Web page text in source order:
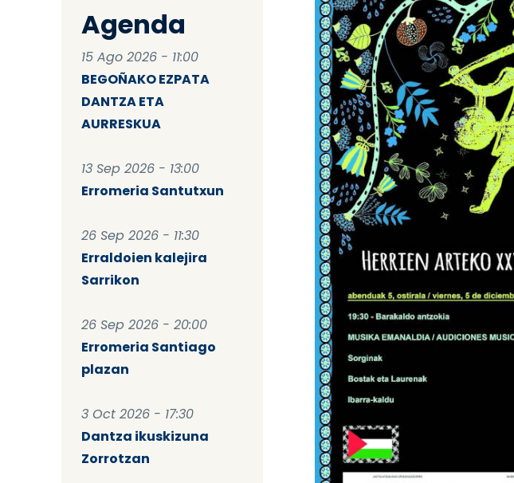
Agenda
15 Ago 2026 - 11:00
BEGOÑAKO EZPATA
DANTZA ETA
AURRESKUA
13 Sep 2026 - 13:00
Erromeria Santutxun
26 Sep 2026 - 11:30
Erraldoien kalejira
Sarrikon
26 Sep 2026 - 20:00
Erromeria Santiago
plazan
3 Oct 2026 - 17:30
Dantza ikuskizuna
Zorrotzan